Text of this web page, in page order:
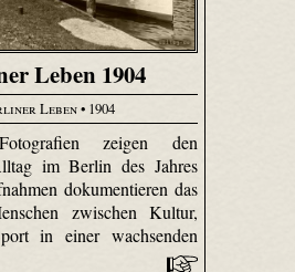
Leben 1904
Leben• 1904
zeigen den
im Berlin des Jahres
dokumentieren das
zwischen Kultur,
in einer wachsenden